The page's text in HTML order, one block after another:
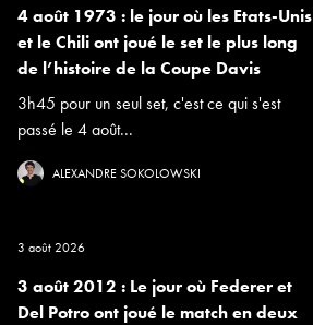
4 août 1973 : le jour où les Etats-Unis
et le Chili ont joué le set le plus long
de l’histoire de la Coupe Davis
3h45 pour un seul set, c'est ce qui s'est
passé le 4 août...
ALEXANDRE SOKOLOWSKI
3 août 2026
3 août 2012 : Le jour où Federer et
Del Potro ont joué le match en deux